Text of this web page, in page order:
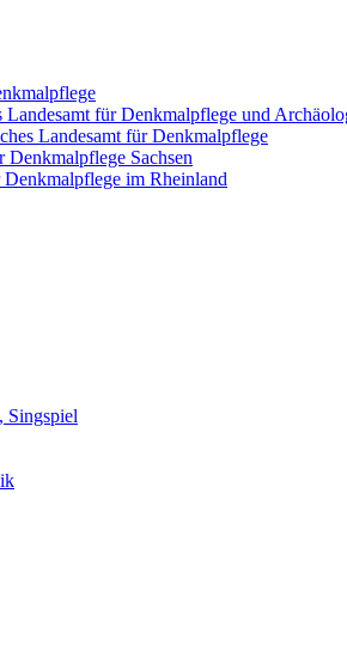
Landesamt für Denkmalpflege und
Landesamt für Denkmalpflege
Denkmalpflege Sachsen
im Rheinland
Singspiel